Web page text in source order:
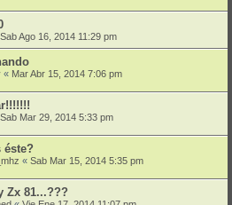
Sab Ago 16, 2014 11:29 pm
« Mar Abr 15, 2014 7:06 pm
Sab Mar 29, 2014 5:33 pm
éste?
« Sab Mar 15, 2014 5:35 pm
Zx 81...???